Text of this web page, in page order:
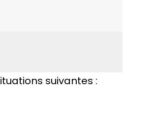
suivantes :